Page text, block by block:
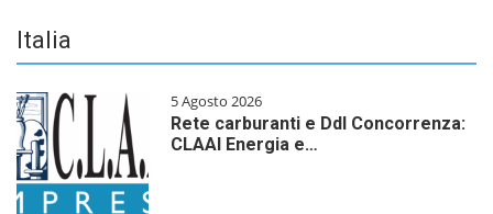
Italia
5 Agosto 2026
Rete carburanti e Ddl Concorrenza:
CLAAI Energia e…